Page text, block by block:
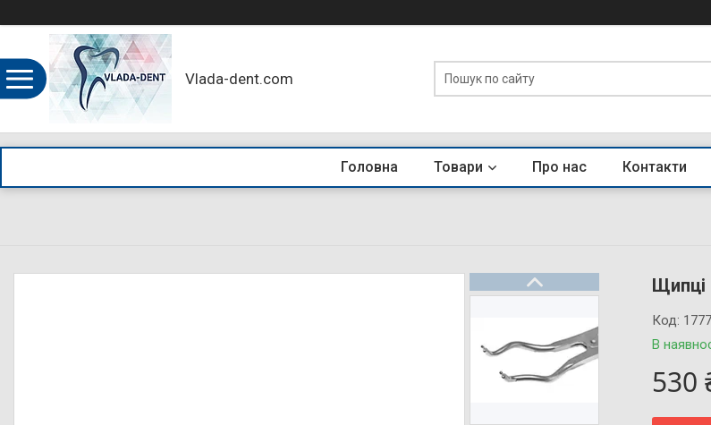
Vlada-dent.com
Головна Товари Про нас Контакти
Щипці
В
Код: 1777
530